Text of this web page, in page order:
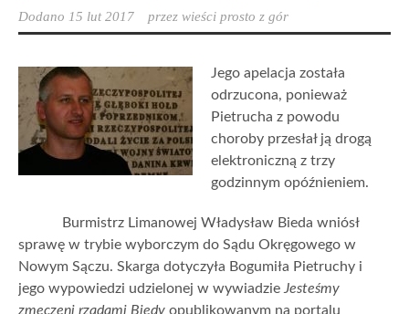
Dodano 15 lut 2017 przez wieści prosto z gór
Jego apelacja została
odrzucona, ponieważ
Pietrucha z powodu
choroby przesłał ją drogą
elektroniczną z trzy
godzinnym opóźnieniem.
Burmistrz Limanowej Władysław Bieda wniósł
sprawę w trybie wyborczym do Sądu Okręgowego w
Nowym Sączu. Skarga dotyczyła Bogumiła Pietruchy i
jego wypowiedzi udzielonej w wywiadzie Jesteśmy
zmęczeni rządami Biedy opublikowanym na portalu